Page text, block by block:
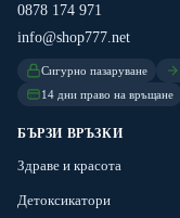
0878 174 971
info@shop777.net
Сигурно пазаруване
14 дни право на връщане
БЪРЗИ ВРЪЗКИ
Здраве и красота
Детоксикатори